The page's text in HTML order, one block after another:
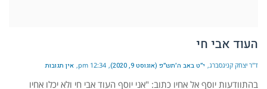
העוד אבי חי
ד"ר יצחק קניגסברג י״ט באב ה׳תש״פ (אוגוסט 9, 2020) 12:34 pm אין תגובות
בהתוודעות יוסף אל אחיו כתוב: "אני יוסף העוד אבי חי ולא יכלו אחיו